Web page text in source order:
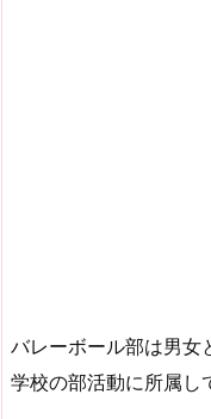
バレーボール部は男女
学校の部活動に所属し